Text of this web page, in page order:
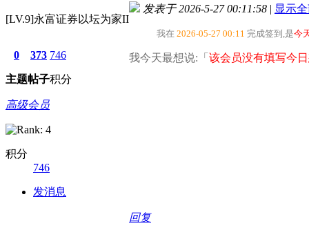
[LV.9]永富证券以坛为家II
0
主题
373
帖子
746
积分
高级会员
积分
746
发消息
发表于 2026-5-27 00:11:58 | 显示
我在 2026-05-27 00:11 完成签到,是今
我今天最想说:「 该会员没有填写今
回复